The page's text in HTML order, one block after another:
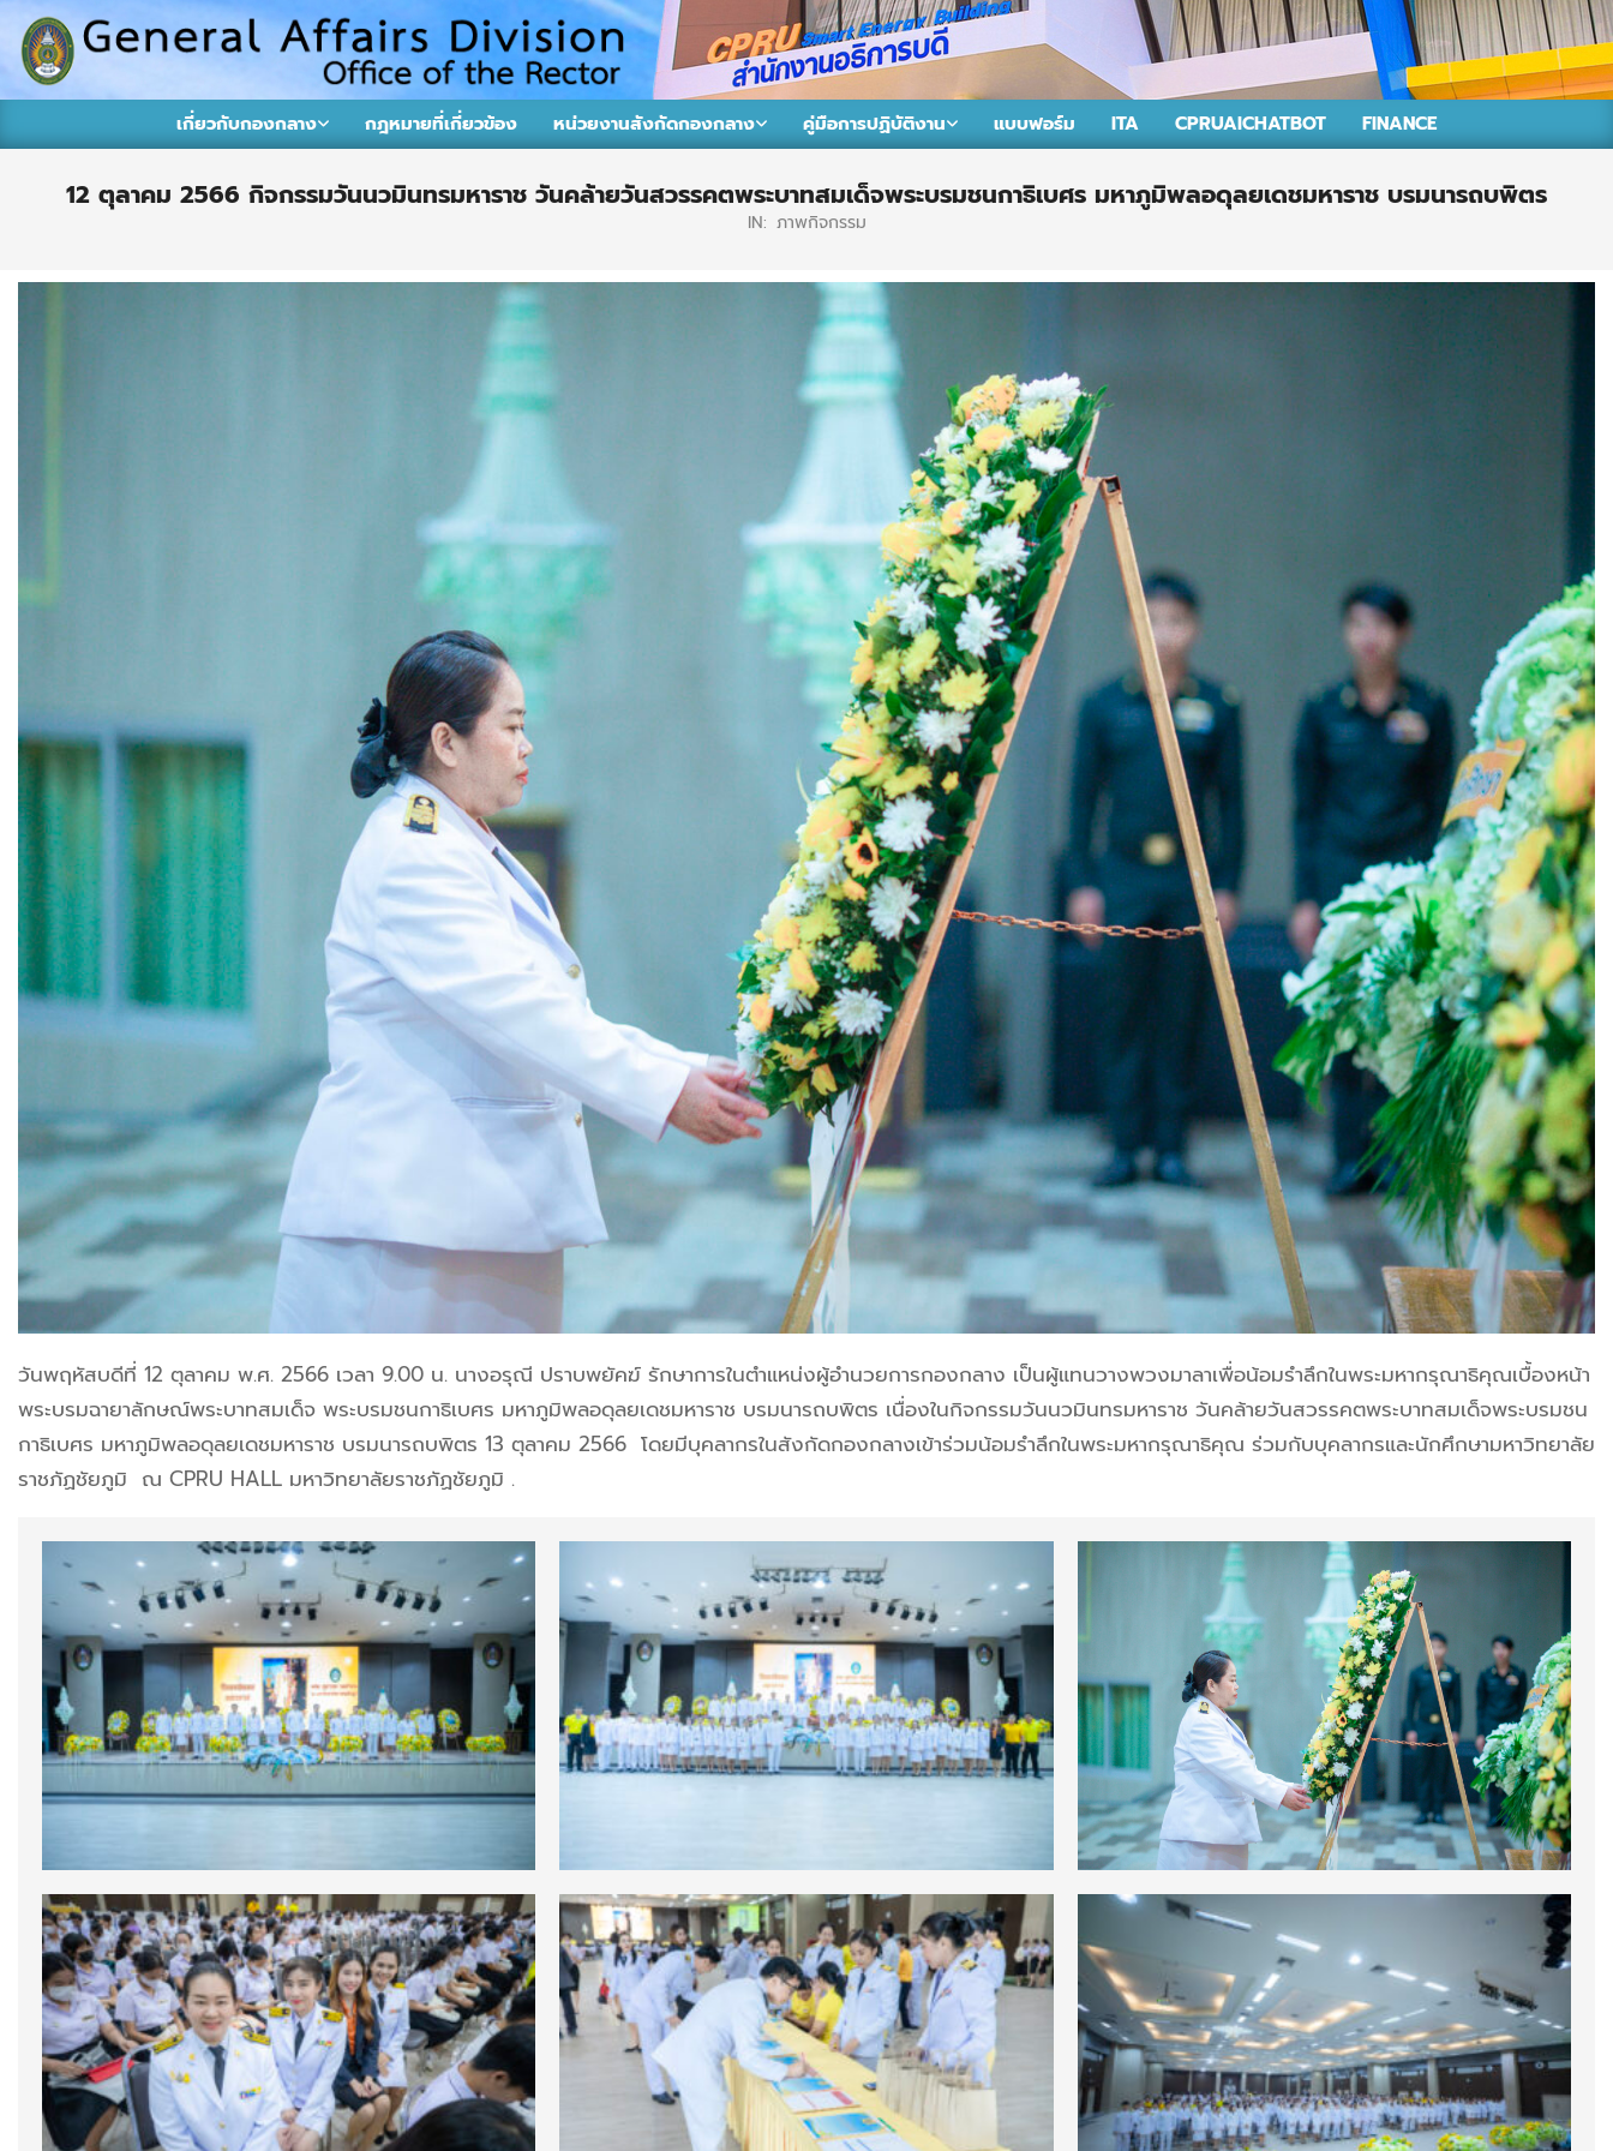
content
กอง
กลาง
งาน
ทั่วไป
สำนักงาน
อธิการบดี
มหาวิทยาลัย
ราชภัฏ
ชัยภูมิ
Primary
Menu
เกี่ยวกับกองกลาง กฎหมายที่เกี่ยวข้อง หน่วยงานสังกัดกองกลาง คู่มือการปฏิบัติงาน แบบฟอร์ม ITA CPRUAICHATBOT FINANCE
12 ตุลาคม 2566 กิจกรรมวันนวมินทรมหาราช วันคล้ายวันสวรรคตพระบาทสมเด็จพระบรมชนกาธิเบศร มหาภูมิพลอดุลยเดชมหาราช บรมนารถบพิตร
IN: ภาพกิจกรรม
วันพฤหัสบดีที่ 12 ตุลาคม พ.ศ. 2566 เวลา 9.00 น. นางอรุณี ปราบพยัคฆ์ รักษาการในตำแหน่งผู้อำนวยการกองกลาง เป็นผู้แทนวางพวงมาลาเพื่อน้อมรําลึกในพระมหากรุณาธิคุณเบื้องหน้า
พระบรมฉายาลักษณ์พระบาทสมเด็จ พระบรมชนกาธิเบศร มหาภูมิพลอดุลยเดชมหาราช บรมนารถบพิตร เนื่องในกิจกรรมวันนวมินทรมหาราช วันคล้ายวันสวรรคตพระบาทสมเด็จพระบรมชน
กาธิเบศร มหาภูมิพลอดุลยเดชมหาราช บรมนารถบพิตร 13 ตุลาคม 2566 โดยมีบุคลากรในสังกัดกองกลางเข้าร่วมน้อมรําลึกในพระมหากรุณาธิคุณ ร่วมกับบุคลากรและนักศึกษามหาวิทยาลัย
ราชภัฏชัยภูมิ ณ CPRU HALL มหาวิทยาลัยราชภัฏชัยภูมิ .